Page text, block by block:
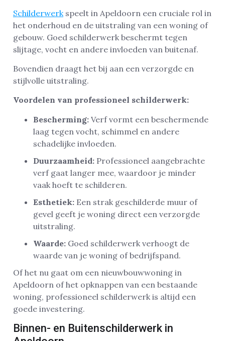
Schilderwerk speelt in Apeldoorn een cruciale rol in
het onderhoud en de uitstraling van een woning of
gebouw. Goed schilderwerk beschermt tegen
slijtage, vocht en andere invloeden van buitenaf.
Bovendien draagt het bij aan een verzorgde en
stijlvolle uitstraling.
Voordelen van professioneel schilderwerk:
Bescherming: Verf vormt een beschermende
laag tegen vocht, schimmel en andere
schadelijke invloeden.
Duurzaamheid: Professioneel aangebrachte
verf gaat langer mee, waardoor je minder
vaak hoeft te schilderen.
Esthetiek: Een strak geschilderde muur of
gevel geeft je woning direct een verzorgde
uitstraling.
Waarde: Goed schilderwerk verhoogt de
waarde van je woning of bedrijfspand.
Of het nu gaat om een nieuwbouwwoning in
Apeldoorn of het opknappen van een bestaande
woning, professioneel schilderwerk is altijd een
goede investering.
Binnen- en Buitenschilderwerk in